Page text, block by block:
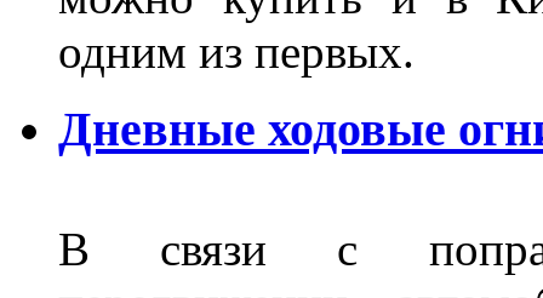
одним из первых.
Дневные ходовые
В связи с